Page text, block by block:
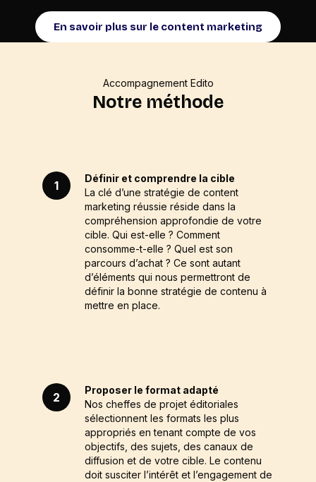
En savoir plus sur le content marketing
Accompagnement Edito
Notre méthode
1
Définir et comprendre la cible
La clé d’une stratégie de content
marketing réussie réside dans la
compréhension approfondie de votre
cible. Qui est-elle ? Comment
consomme-t-elle ? Quel est son
parcours d’achat ? Ce sont autant
d’éléments qui nous permettront de
définir la bonne stratégie de contenu à
mettre en place.
2
Proposer le format adapté
Nos cheffes de projet éditoriales
sélectionnent les formats les plus
appropriés en tenant compte de vos
objectifs, des sujets, des canaux de
diffusion et de votre cible. Le contenu
doit susciter l’intérêt et l’engagement de